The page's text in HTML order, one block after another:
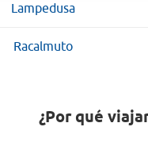
Lampedusa
Racalmuto
¿Por qué